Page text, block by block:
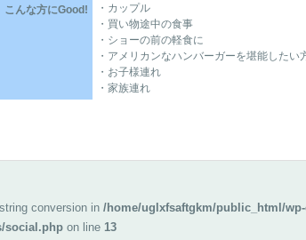
こんな方にGood!
・カップル
・買い物途中の食事
・ショーの前の軽食に
・アメリカンなハンバーガーを堪能したい
・お子様連れ
・家族連れ
conversion in/home/uglxfsaftgkm/public_html/
social.php on line13